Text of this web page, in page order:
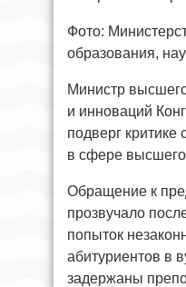
Фото:
образования,
Министр
и инноваций
подверг критике
в сфере
Обращение к
прозвучало
попыток
абитуриентов в
задержаны